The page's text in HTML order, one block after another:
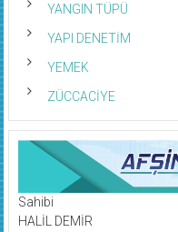
YANGIN TÜPÜ
YAPI DENETİM
YEMEK
ZÜCCACİYE
Sahibi
HALİL DEMİR